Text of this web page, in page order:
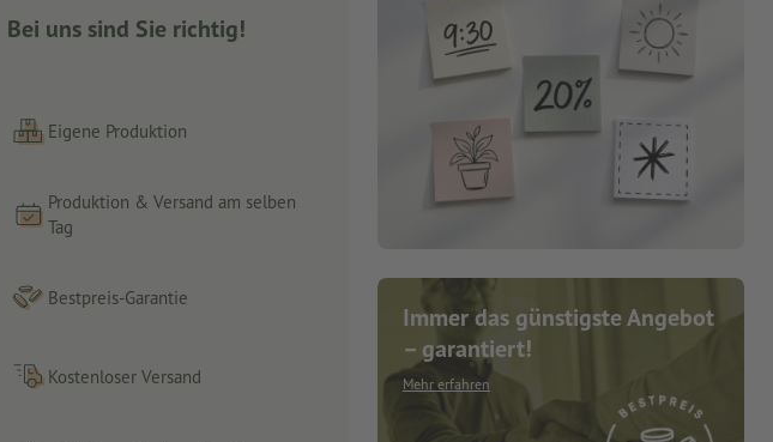
Bei uns sind Sie richtig!
Eigene Produktion
Produktion & Versand am selben
Tag
Bestpreis-Garantie
Kostenloser Versand
Immer das günstigste Angebot
– garantiert!
Mehr erfahren